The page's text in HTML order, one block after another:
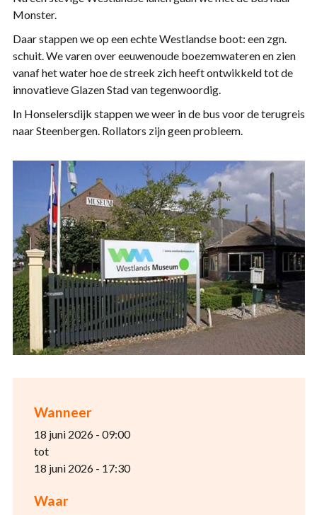
Wanneer
18 juni 2026 - 09:00
tot
18 juni 2026 - 17:30
Waar
Monster.
Daar stappen we op een echte Westlandse boot: een zgn.
schuit. We varen over eeuwenoude boezemwateren en zien
vanaf het water hoe de streek zich heeft ontwikkeld tot de
innovatieve Glazen Stad van tegenwoordig.
In Honselersdijk stappen we weer in de bus voor de terugreis
naar Steenbergen. Rollators zijn geen probleem.